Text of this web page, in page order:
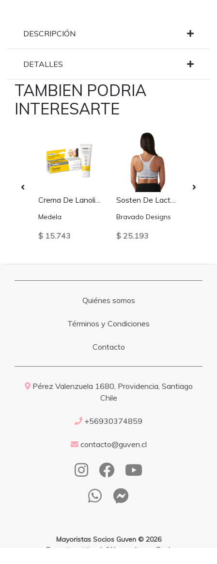
DESCRIPCIÓN
DETALLES
TAMBIEN PODRIA
INTERESARTE
Medela
$ 15.743
Bravado Designs
$ 25.193
Quiénes somos
Términos y Condiciones
Contacto
Pérez Valenzuela 1680, Providencia, Santiago
Chile
+56930374859
contacto@guven.cl
Mayoristas Socios Guven © 2026
¿Te gusta mi tienda? Yo vendo con Bsale